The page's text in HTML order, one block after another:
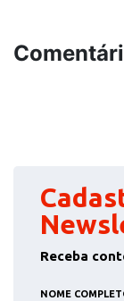
Receba
NOME